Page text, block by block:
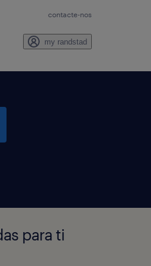
contacte-nos
my randstad
para ti